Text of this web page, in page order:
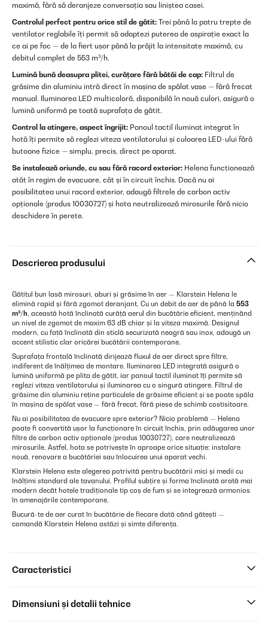
maximă, fără să deranjeze conversația sau liniștea casei.
Controlul perfect pentru orice stil de gătit: Trei până la patru trepte de
ventilator reglabile îți permit să adaptezi puterea de aspirație exact la
ce ai pe foc — de la fiert ușor până la prăjit la intensitate maximă, cu
debitul complet de 553 m³/h.
Lumină bună deasupra plitei, curățare fără bătăi de cap: Filtrul de
grăsime din aluminiu intră direct în mașina de spălat vase — fără frecat
manual. Iluminarea LED multicoloră, disponibilă în nouă culori, asigură o
lumină uniformă pe toată suprafața de gătit.
Control la atingere, aspect îngrijit: Panoul tactil iluminat integrat în
hotă îți permite să reglezi viteza ventilatorului și culoarea LED-ului fără
butoane fizice — simplu, precis, direct pe aparat.
Se instalează oriunde, cu sau fără racord exterior: Helena funcționează
atât în regim de evacuare, cât și în circuit închis. Dacă nu ai
posibilitatea unui racord exterior, adaugă filtrele de carbon activ
opționale (produs 10030727) și hota neutralizează mirosurile fără nicio
deschidere în perete.
Descrierea produsului
Gătitul bun lasă mirosuri, aburi și grăsime în aer — Klarstein Helena le
elimină rapid și fără zgomot deranjant. Cu un debit de aer de până la 553
m³/h, această hotă înclinată curăță aerul din bucătărie eficient, menținând
un nivel de zgomot de maxim 63 dB chiar și la viteza maximă. Designul
modern, cu față înclinată din sticlă securizată neagră sau inox, adaugă un
accent stilistic clar oricărei bucătării contemporane.
Suprafața frontală înclinată dirijează fluxul de aer direct spre filtre,
indiferent de înălțimea de montare. Iluminarea LED integrată asigură o
lumină uniformă pe plita de gătit, iar panoul tactil iluminat îți permite să
reglezi viteza ventilatorului și iluminarea cu o singură atingere. Filtrul de
grăsime din aluminiu reține particulele de grăsime eficient și se poate spăla
în mașina de spălat vase — fără frecat, fără piese de schimb costisitoare.
Nu ai posibilitatea de evacuare spre exterior? Nicio problemă — Helena
poate fi convertită ușor la funcționare în circuit închis, prin adăugarea unor
filtre de carbon activ opționale (produs 10030727), care neutralizează
mirosurile. Astfel, hota se potrivește în aproape orice situație: instalare
nouă, renovare a bucătăriei sau înlocuirea unui aparat vechi.
Klarstein Helena este alegerea potrivită pentru bucătării mici și medii cu
înălțimi standard ale tavanului. Profilul subțire și forma înclinată arată mai
modern decât hotele tradiționale tip coș de fum și se integrează armonios
în amenajările contemporane.
Bucură-te de aer curat în bucătărie de fiecare dată când gătești —
comandă Klarstein Helena astăzi și simte diferența.
Caracteristici
Dimensiuni și detalii tehnice